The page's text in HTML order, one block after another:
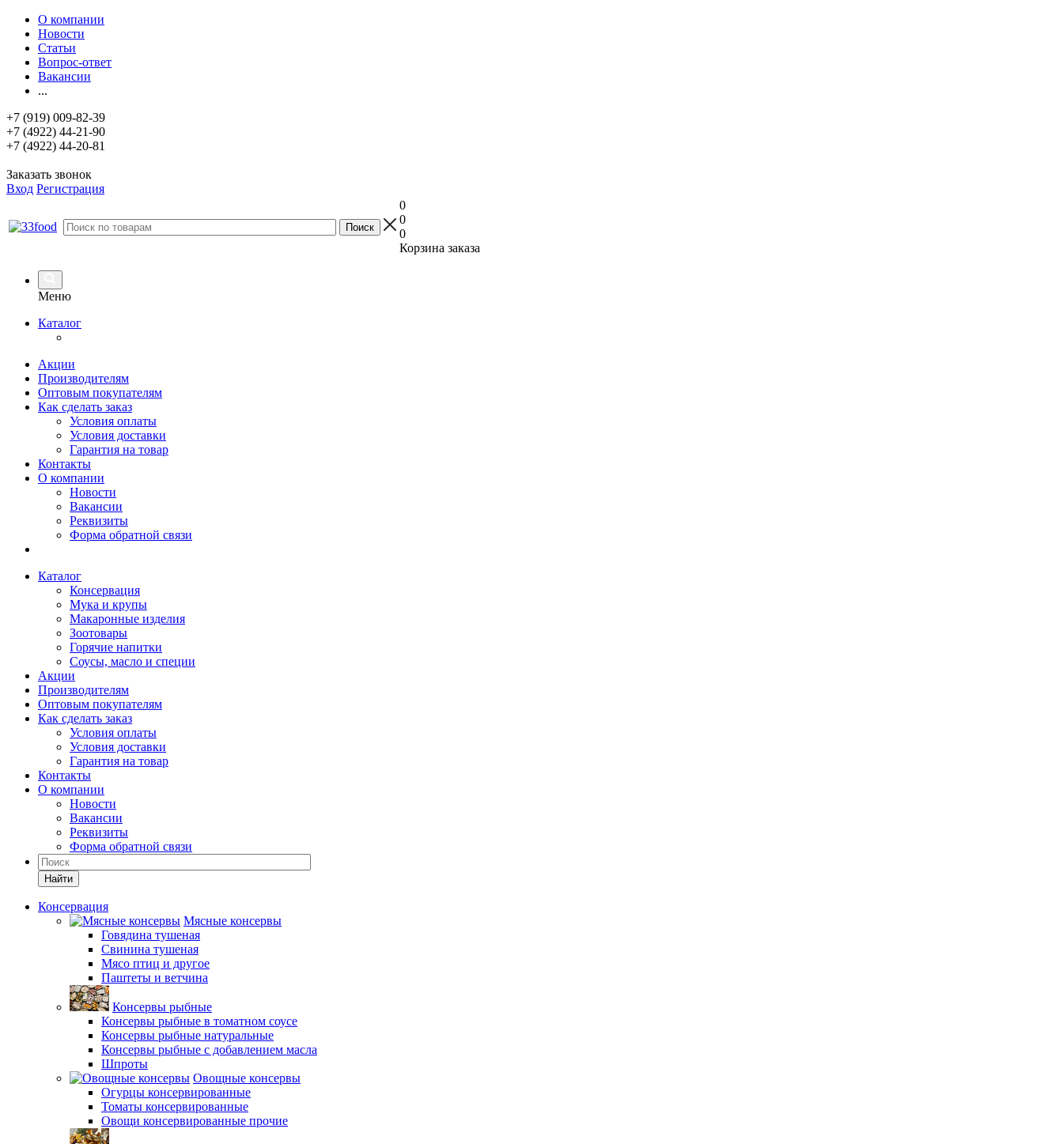
О компании
Новости
Статьи
Вопрос-ответ
Вакансии
...
+7 (919) 009-82-39
+7 (4922) 44-21-90
+7 (4922) 44-20-81
Заказать звонок
Вход Регистрация
0
0
0
Корзина заказа
Меню
Каталог
Акции
Производителям
Оптовым покупателям
Как сделать заказ
Условия оплаты
Условия доставки
Гарантия на товар
Контакты
О компании
Новости
Вакансии
Реквизиты
Форма обратной связи
Каталог
Консервация
Мука и крупы
Макаронные изделия
Зоотовары
Горячие напитки
Соусы, масло и специи
Акции
Производителям
Оптовым покупателям
Как сделать заказ
Условия оплаты
Условия доставки
Гарантия на товар
Контакты
О компании
Новости
Вакансии
Реквизиты
Форма обратной связи
Найти
Консервация
Мясные консервы
Говядина тушеная
Свинина тушеная
Мясо птиц и другое
Паштеты и ветчина
Консервы рыбные
Консервы рыбные в томатном соусе
Консервы рыбные натуральные
Консервы рыбные с добавлением масла
Шпроты
Овощные консервы
Огурцы консервированные
Томаты консервированные
Овощи консервированные прочие